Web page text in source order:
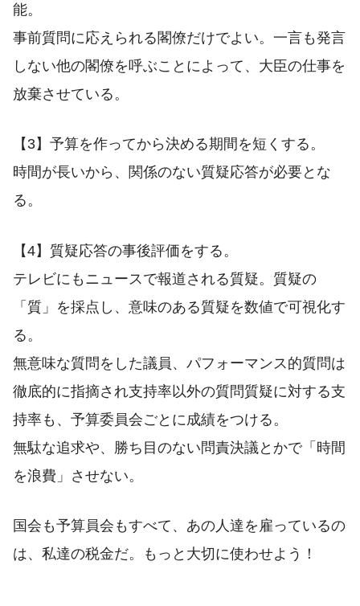
能。
事前質問に応えられる閣僚だけでよい。一言も発言
しない他の閣僚を呼ぶことによって、大臣の仕事を
放棄させている。
【3】予算を作ってから決める期間を短くする。
時間が長いから、関係のない質疑応答が必要とな
る。
【4】質疑応答の事後評価をする。
テレビにもニュースで報道される質疑。質疑の
「質」を採点し、意味のある質疑を数値で可視化す
る。
無意味な質問をした議員、パフォーマンス的質問は
徹底的に指摘され支持率以外の質問質疑に対する支
持率も、予算委員会ごとに成績をつける。
無駄な追求や、勝ち目のない問責決議とかで「時間
を浪費」させない。
国会も予算員会もすべて、あの人達を雇っているの
は、私達の税金だ。もっと大切に使わせよう！